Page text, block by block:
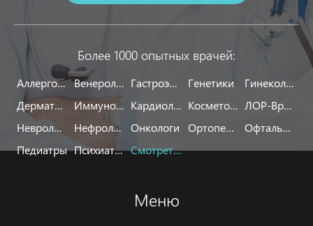
Более 1000 опытных врачей:
Аллергологи Венерологи Гастроэнтерологи Генетики
Гинекологи
Дерматологи
Иммунологи Кардиологи Косметологи
ЛОР-Врачи
Неврологи
Нефрологи Онкологи Ортопеды
Офтальмологи
Педиатры
Психиатры Смотреть все
Меню